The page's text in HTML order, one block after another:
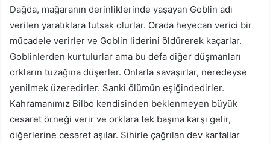
Dağda, mağaranın derinliklerinde yaşayan Goblin adı
verilen yaratıklara tutsak olurlar. Orada heyecan verici bir
mücadele verirler ve Goblin liderini öldürerek kaçarlar.
Goblinlerden kurtulurlar ama bu defa diğer düşmanları
orkların tuzağına düşerler. Onlarla savaşırlar, neredeyse
yenilmek üzeredirler. Sanki ölümün eşiğindedirler.
Kahramanımız Bilbo kendisinden beklenmeyen büyük
cesaret örneği verir ve orklara tek başına karşı gelir,
diğerlerine cesaret aşılar. Sihirle çağrılan dev kartallar